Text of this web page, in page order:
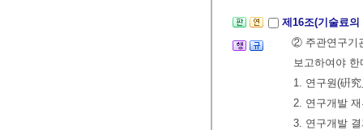
제16조(기술료
② 주관연구기
보고하여야
1. 연구원(硏
2. 연구개발
3. 연구개발